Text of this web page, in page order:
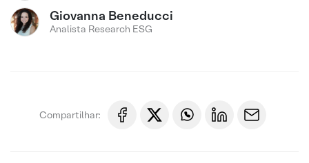
Giovanna Beneducci
Analista Research ESG
Compartilhar: